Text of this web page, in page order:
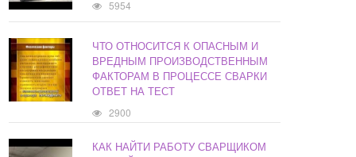
5954
ЧТО ОТНОСИТСЯ К ОПАСНЫМ И
ВРЕДНЫМ ПРОИЗВОДСТВЕННЫМ
ФАКТОРАМ В ПРОЦЕССЕ СВАРКИ
ОТВЕТ НА ТЕСТ
2900
КАК НАЙТИ РАБОТУ СВАРЩИКОМ